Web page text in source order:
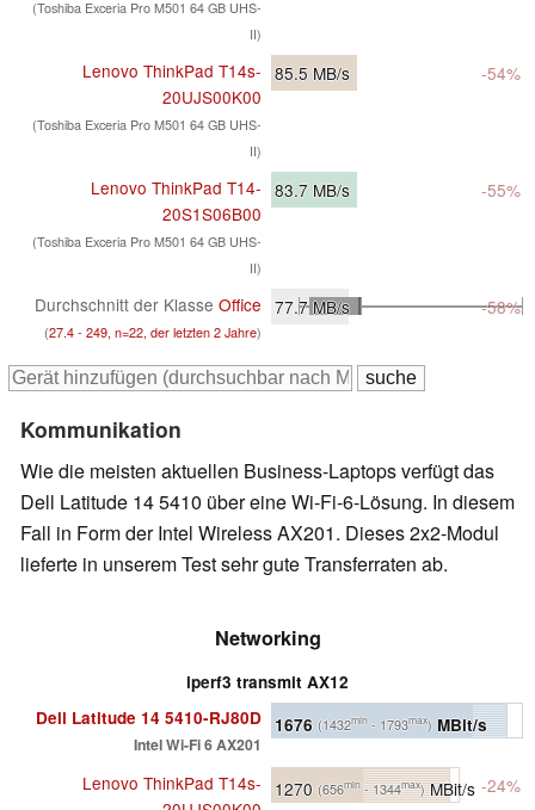
(Toshiba Exceria Pro M501 64 GB UHS-
II)
Lenovo ThinkPad T14s-
20UJS00K00
(Toshiba Exceria Pro M501 64 GB UHS-
II)
85.5 MB/s -54%
Lenovo ThinkPad T14-
20S1S06B00
(Toshiba Exceria Pro M501 64 GB UHS-
II)
83.7 MB/s -55%
Durchschnitt der Klasse Office
(27.4 - 249, n=22, der letzten 2 Jahre)
77.7MB/s -58%
Kommunikation
Wie die meisten aktuellen Business-Laptops verfügt das
Dell Latitude 14 5410 über eine Wi-Fi-6-Lösung. In diesem
Fall in Form der Intel Wireless AX201. Dieses 2x2-Modul
lieferte in unserem Test sehr gute Transferraten ab.
Networking
iperf3 transmit AX12
Dell Latitude 14 5410-RJ80D
Intel Wi-Fi 6 AX201
1676 (1432min - 1793max) MBit/s
Lenovo ThinkPad T14s-
1270 (656min- 1344max)MBit/s -24%